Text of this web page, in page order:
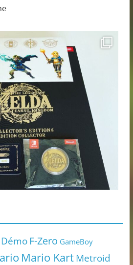
Démo F-Zero GameBoy
Mario KartMetroid